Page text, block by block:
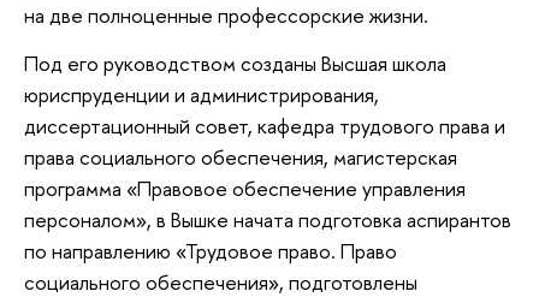
на две полноценные профессорские жизни.
Под его руководством созданы Высшая школа
юриспруденции и администрирования,
диссертационный совет, кафедра трудового права и
права социального обеспечения, магистерская
программа «Правовое обеспечение управления
персоналом», в Вышке начата подготовка аспирантов
по направлению «Трудовое право. Право
социального обеспечения», подготовлены